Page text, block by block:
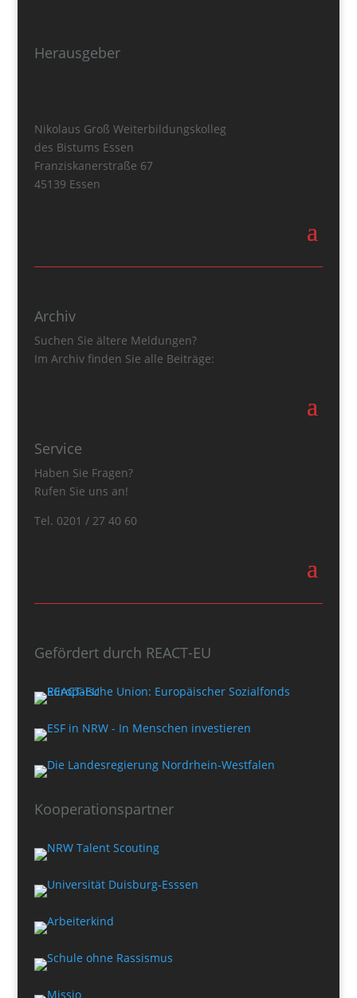
Herausgeber
Nikolaus Groß Weiterbildungskolleg
des Bistums Essen
Franziskanerstraße 67
45139 Essen
Archiv
Suchen Sie ältere Meldungen?
Im Archiv finden Sie alle Beiträge:
Service
Haben Sie Fragen?
Rufen Sie uns an!
Tel. 0201 / 27 40 60
Gefördert durch REACT-EU
Kooperationspartner